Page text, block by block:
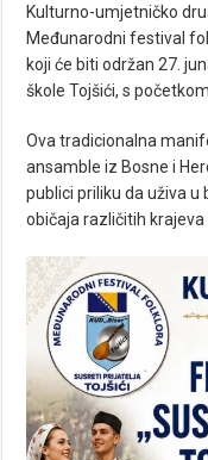
Kulturno-umjetničko
Međunarodni festival
koji će biti održan 27.
škole Tojšići, s
Ova tradicionalna
ansamble iz Bosne i
publici priliku da uživa
običaja različitih krajeva